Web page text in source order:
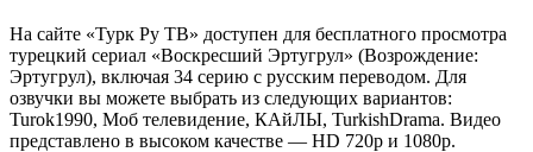
На сайте «Турк Ру ТВ» доступен для бесплатного просмотра
турецкий сериал «Воскресший Эртугрул» (Возрождение:
Эртугрул), включая 34 серию с русским переводом. Для
озвучки вы можете выбрать из следующих вариантов:
Turok1990, Моб телевидение, КАйЛЫ, TurkishDrama. Видео
представлено в высоком качестве — HD 720p и 1080p.